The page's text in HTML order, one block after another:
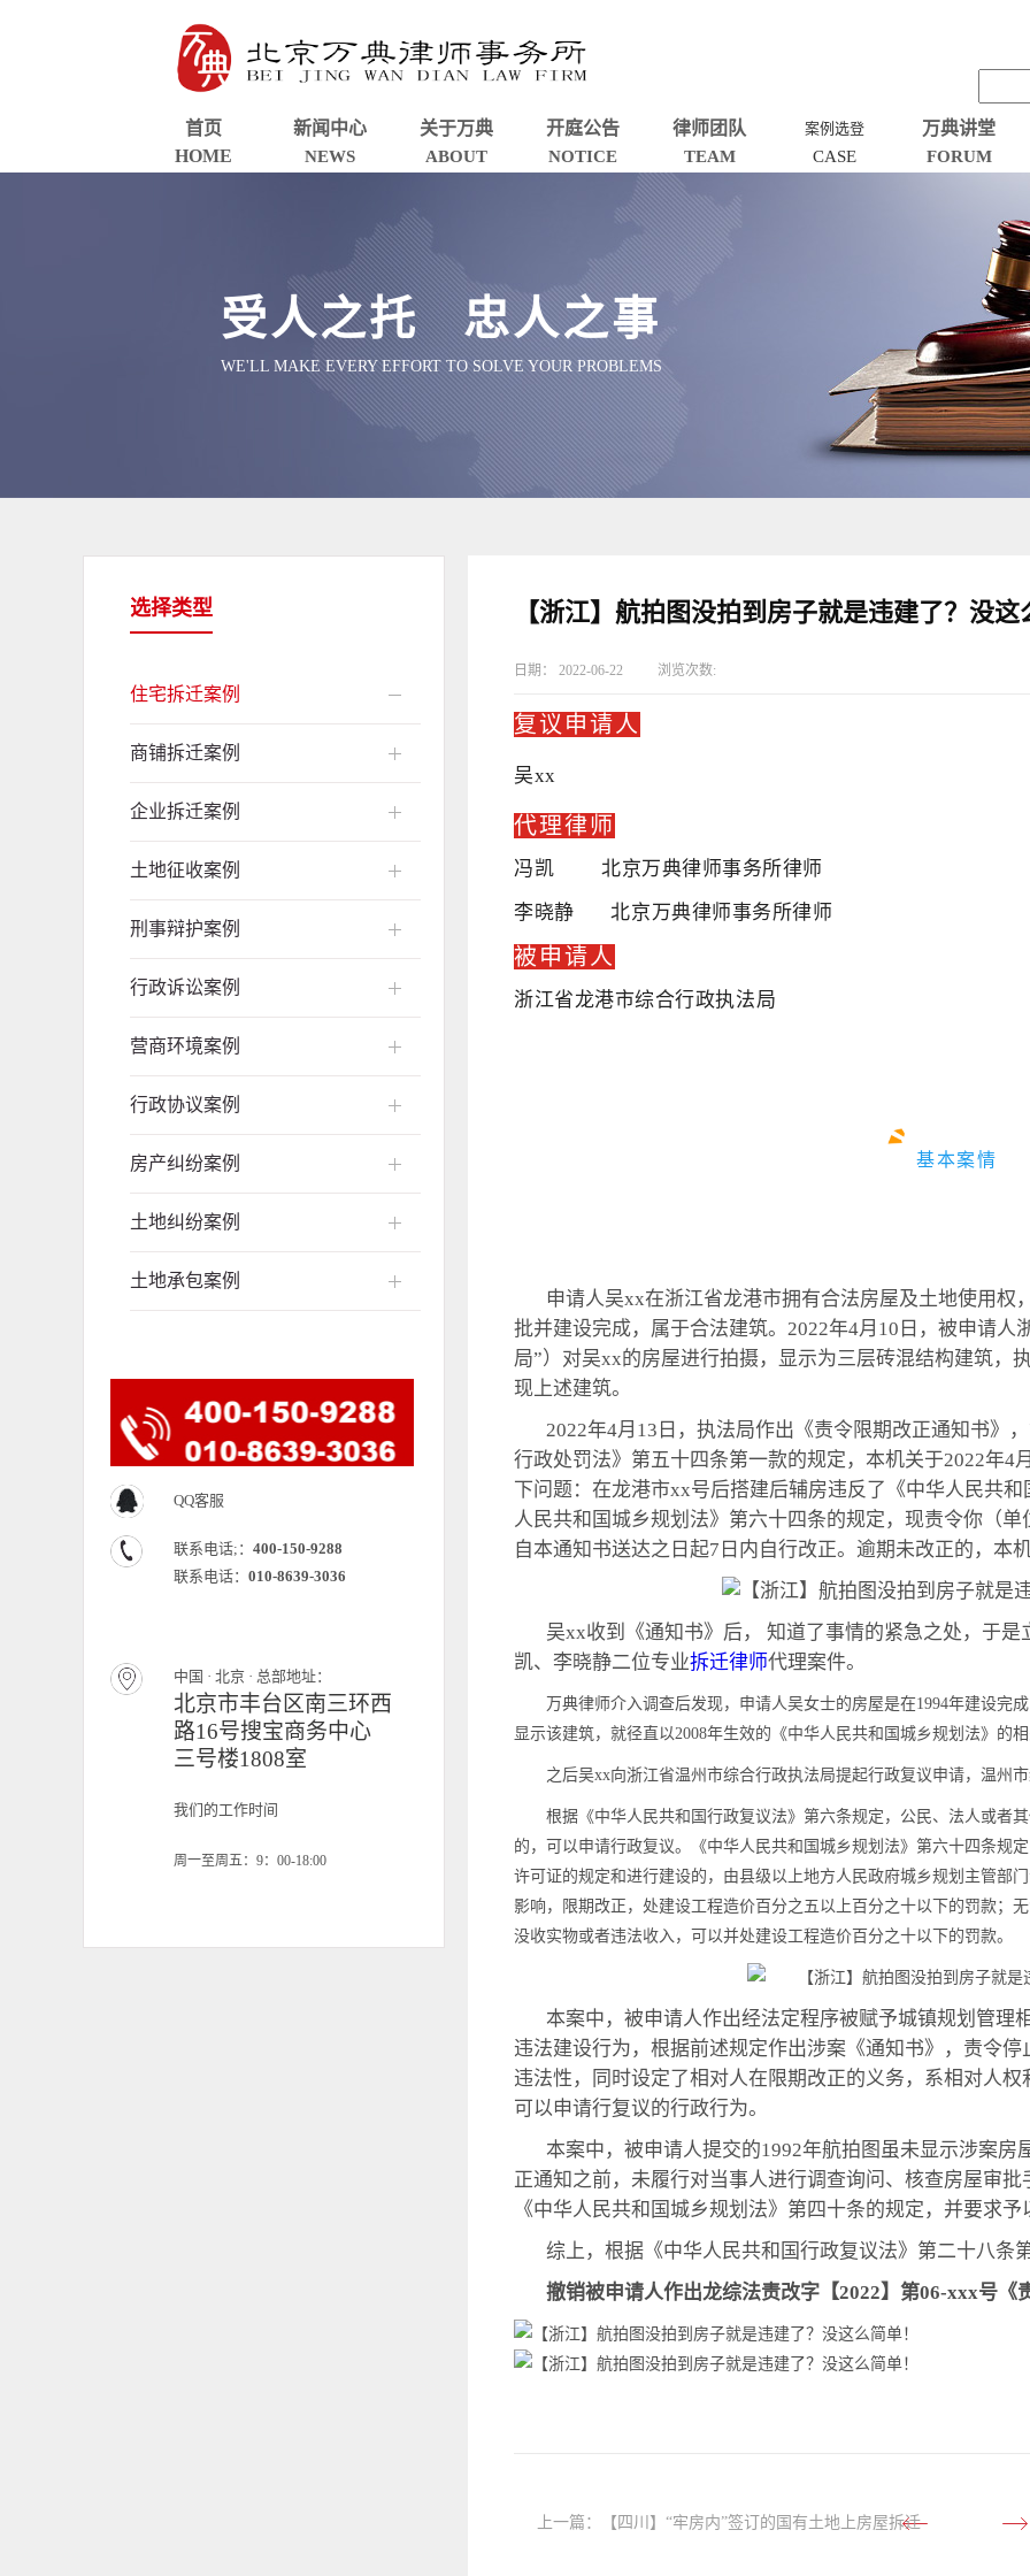
首页
HOME
新闻中心
NEWS
关于万典
ABOUT
开庭公告
NOTICE
律师团队
TEAM
案例选登
CASE
万典讲堂
FORUM
受人之托 忠人之事
WE'LL MAKE EVERY EFFORT TO SOLVE YOUR PROBLEMS
选择类型
住宅拆迁案例
商铺拆迁案例
企业拆迁案例
土地征收案例
刑事辩护案例
行政诉讼案例
营商环境案例
行政协议案例
房产纠纷案例
土地纠纷案例
土地承包案例
QQ客服
联系电话;： 400-150-9288
联系电话： 010-8639-3036
中国 · 北京 · 总部地址：
北京市丰台区南三环西
路16号搜宝商务中心
三号楼1808室
我们的工作时间
周一至周五：9：00-18:00
【浙江】航拍图没拍到房子就是违建了？没这
日期： 2022-06-22 浏览次数:
复议申请人
吴xx
代理律师
冯凯 北京万典律师事务所律师
李晓静 北京万典律师事务所律师
被申请人
浙江省龙港市综合行政执法局
基本案情
申请人吴xx在浙江省龙港市拥有合法房屋及土地使用权
批并建设完成，属于合法建筑。2022年4月10日，被申请
局”）对吴xx的房屋进行拍摄，显示为三层砖混结构建筑，
现上述建筑。
2022年4月13日，执法局作出《责令限期改正通知书》
行政处罚法》第五十四条第一款的规定，本机关于2022年4
下问题：在龙港市xx号后搭建后辅房违反了《中华人民共
人民共和国城乡规划法》第六十四条的规定，现责令你（
自本通知书送达之日起7日内自行改正。逾期未改正的，本
吴xx收到《通知书》后， 知道了事情的紧急之处，于
凯、李晓静二位专业拆迁律师代理案件。
万典律师介入调查后发现，申请人吴女士的房屋是在1994年建设完
显示该建筑，就径直以2008年生效的《中华人民共和国城乡规划法》的
之后吴xx向浙江省温州市综合行政执法局提起行政复议申请，温州
根据《中华人民共和国行政复议法》第六条规定，公民、法人或者
的，可以申请行政复议。《中华人民共和国城乡规划法》第六十四条规
许可证的规定和进行建设的，由县级以上地方人民政府城乡规划主管部
影响，限期改正，处建设工程造价百分之五以上百分之十以下的罚款；
没收实物或者违法收入，可以并处建设工程造价百分之十以下的罚款。
本案中，被申请人作出经法定程序被赋予城镇规划管理
违法建设行为，根据前述规定作出涉案《通知书》，责令
违法性，同时设定了相对人在限期改正的义务，系相对人
可以申请行复议的行政行为。
本案中，被申请人提交的1992年航拍图虽未显示涉案
正通知之前，未履行对当事人进行调查询问、核查房屋审
《中华人民共和国城乡规划法》第四十条的规定，并要求
综上，根据《中华人民共和国行政复议法》第二十八条
撤销被申请人作出龙综法责改字【2022】第06-xxx号《
上一篇：
【四川】“牢房内”签订的国有土地上房屋拆迁